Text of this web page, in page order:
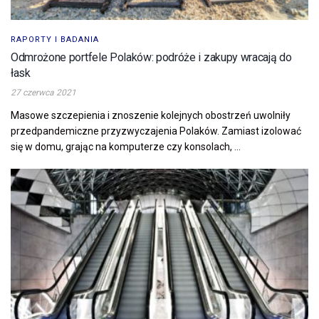
RAPORTY I BADANIA
Odmrożone portfele Polaków: podróże i zakupy wracają do
łask
27 czerwca 2021
Masowe szczepienia i znoszenie kolejnych obostrzeń uwolniły
przedpandemiczne przyzwyczajenia Polaków. Zamiast izolować
się w domu, grając na komputerze czy konsolach, ...